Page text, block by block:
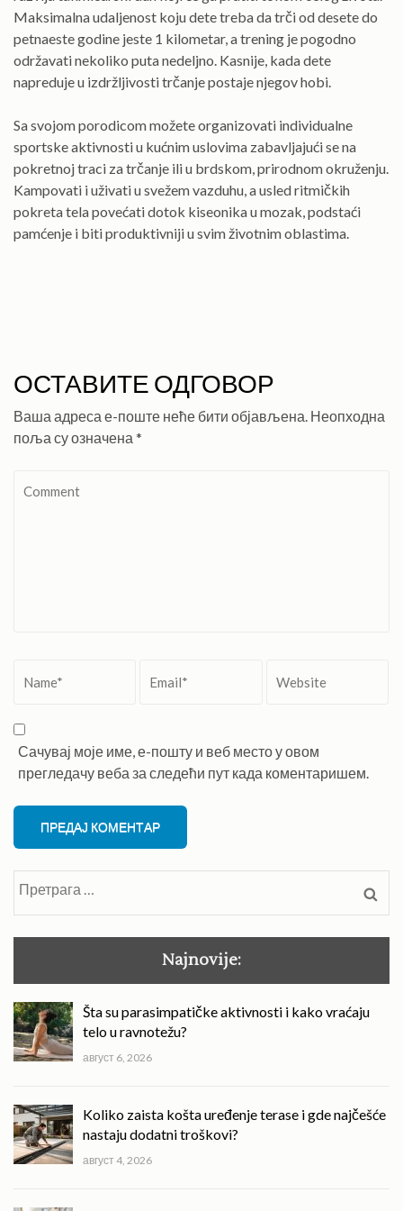
Maksimalna udaljenost koju dete treba da trči od desete do
petnaeste godine jeste 1 kilometar, a trening je pogodno
održavati nekoliko puta nedeljno. Kasnije, kada dete
napreduje u izdržljivosti trčanje postaje njegov hobi.
Sa svojom porodicom možete organizovati individualne
sportske aktivnosti u kućnim uslovima zabavljajući se na
pokretnoj traci za trčanje ili u brdskom, prirodnom okruženju.
Kampovati i uživati u svežem vazduhu, a usled ritmičkih
pokreta tela povećati dotok kiseonika u mozak, podstaći
pamćenje i biti produktivniji u svim životnim oblastima.
ОСТАВИТЕ ОДГОВОР
Ваша адреса е-поште неће бити објављена. Неопходна
поља су означена *
Сачувај моје име, е-пошту и веб место у овом
прегледачу веба за следећи пут када коментаришем.
Najnovije:
Šta su parasimpatičke aktivnosti i kako vraćaju
telo u ravnotežu?
август 6, 2026
Koliko zaista košta uređenje terase i gde najčešće
nastaju dodatni troškovi?
август 4, 2026